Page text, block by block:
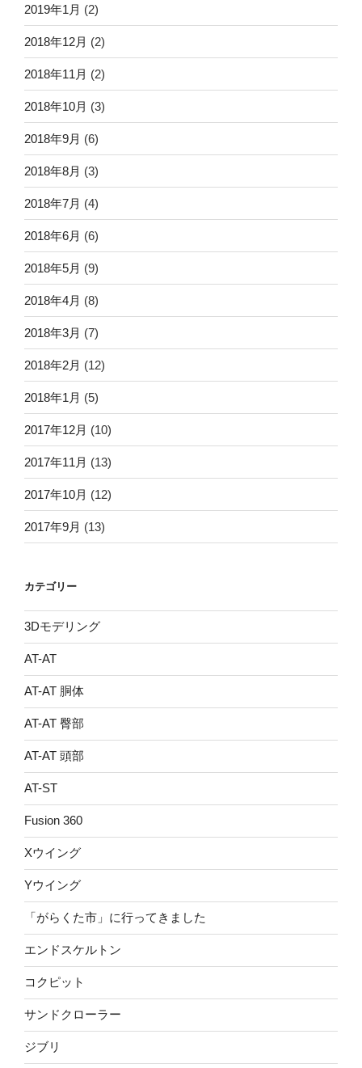
2019年1月 (2)
2018年12月 (2)
2018年11月 (2)
2018年10月 (3)
2018年9月 (6)
2018年8月 (3)
2018年7月 (4)
2018年6月 (6)
2018年5月 (9)
2018年4月 (8)
2018年3月 (7)
2018年2月 (12)
2018年1月 (5)
2017年12月 (10)
2017年11月 (13)
2017年10月 (12)
2017年9月 (13)
カテゴリー
3Dモデリング
AT-AT
AT-AT 胴体
AT-AT 臀部
AT-AT 頭部
AT-ST
Fusion 360
Xウイング
Yウイング
「がらくた市」に行ってきました
エンドスケルトン
コクピット
サンドクローラー
ジブリ